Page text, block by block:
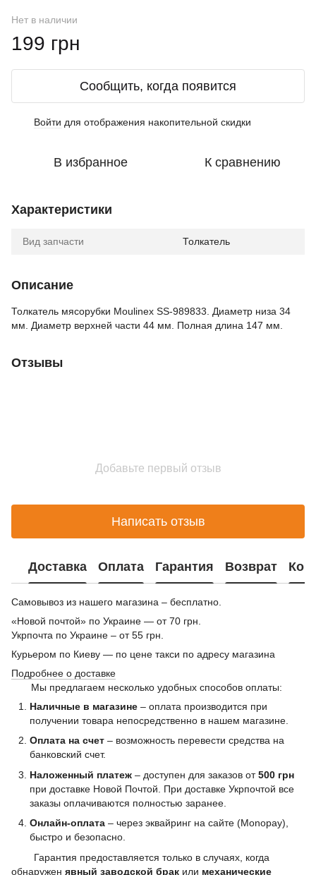
Нет в наличии
199 грн
Сообщить, когда появится
Войти для отображения накопительной скидки
В избранное К сравнению
Характеристики
Вид запчасти Толкатель
Описание
Толкатель мясорубки Moulinex SS-989833. Диаметр низа 34
мм. Диаметр верхней части 44 мм. Полная длина 147 мм.
Отзывы
Добавьте первый отзыв
Написать отзыв
Доставка Оплата Гарантия Возврат
Самовывоз из нашего магазина – бесплатно.
«Новой почтой» по Украине — от 70 грн.
Укрпочта по Украине – от 55 грн.
Курьером по Киеву — по цене такси по адресу магазина
Подробнее о доставке
Мы предлагаем несколько удобных способов оплаты:
Наличные в магазине – оплата производится при
получении товара непосредственно в нашем магазине.
Оплата на счет – возможность перевести средства на
банковский счет.
Наложенный платеж – доступен для заказов от500 грн
при доставке Новой Почтой. При доставке Укрпочтой все
заказы оплачиваются полностью заранее.
Онлайн-оплата – через эквайринг на сайте (Monopay),
быстро и безопасно.
Гарантия предоставляется только в случаях, когда
обнаружен явный заводской брак или механические